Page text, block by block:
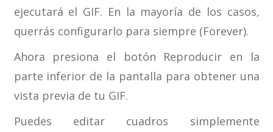
ejecutará el GIF. En la mayoría de los casos,
querrás configurarlo para siempre (Forever).
Ahora presiona el botón Reproducir en la
parte inferior de la pantalla para obtener una
vista previa de tu GIF.
Puedes editar cuadros simplemente